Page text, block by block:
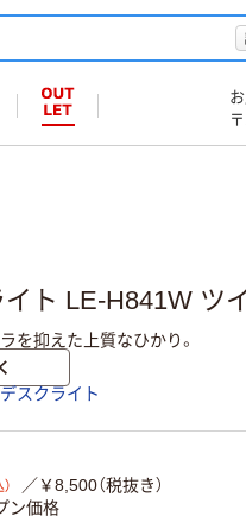
ト LE-H841W ツイ
を抑えた上質なひかり。
デスクライト
／￥8,500（税抜き）
ン価格